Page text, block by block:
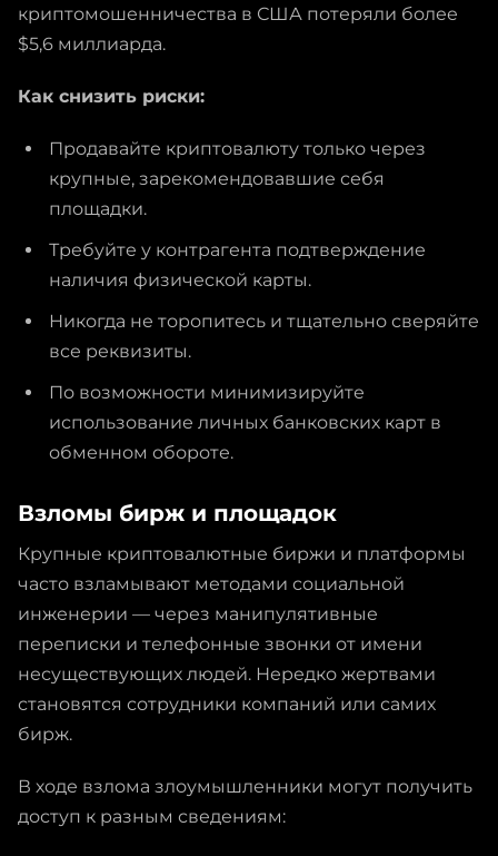
криптомошенничества в США потеряли более
$5,6 миллиарда.
Как снизить риски:
Продавайте криптовалюту только через
крупные, зарекомендовавшие себя
площадки.
Требуйте у контрагента подтверждение
наличия физической карты.
Никогда не торопитесь и тщательно сверяйте
все реквизиты.
По возможности минимизируйте
использование личных банковских карт в
обменном обороте.
Взломы бирж и площадок
Крупные криптовалютные биржи и платформы
часто взламывают методами социальной
инженерии — через манипулятивные
переписки и телефонные звонки от имени
несуществующих людей. Нередко жертвами
становятся сотрудники компаний или самих
бирж.
В ходе взлома злоумышленники могут получить
доступ к разным сведениям: